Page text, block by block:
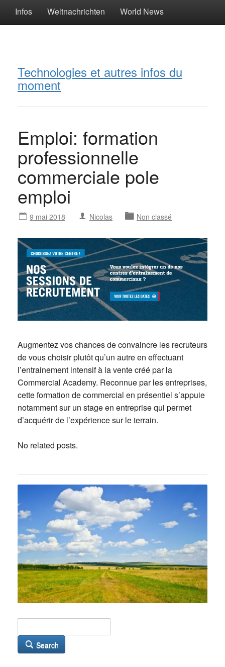
Infos Weltnachrichten World News
Technologies et autres infos du
moment
Emploi: formation
professionnelle
commerciale pole
emploi
9 mai 2018 Nicolas Non classé
Augmentez vos chances de convaincre les recruteurs
de vous choisir plutôt qu’un autre en effectuant
l’entrainement intensif à la vente créé par la
Commercial Academy. Reconnue par les entreprises,
cette formation de commercial en présentiel s’appuie
notamment sur un stage en entreprise qui permet
d’acquérir de l’expérience sur le terrain.
No related posts.
Search